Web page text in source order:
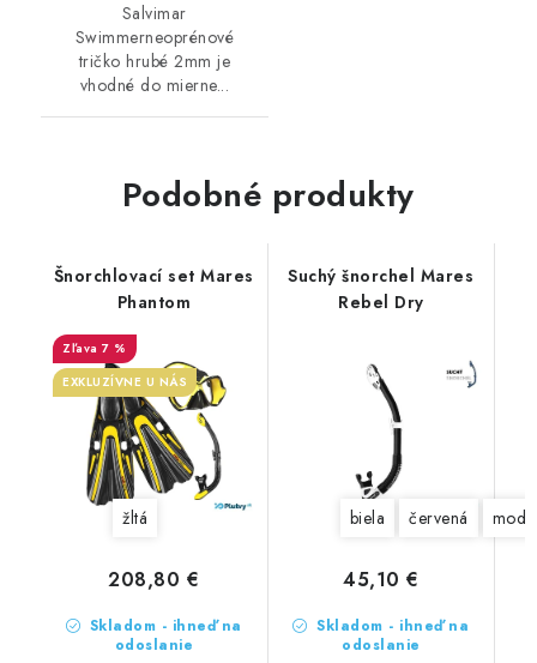
Salvimar
Swimmerneoprénové
tričko hrubé 2mm je
vhodné do mierne...
Podobné produkty
Šnorchlovací set Mares
Phantom
7 %
EXKLUZÍVNE U NÁS
žltá
Skladom - ihneď na
odoslanie
208,80 €
Suchý šnorchel Mares
Rebel Dry
biela červená
Skladom - ihneď na
odoslanie
45,10 €